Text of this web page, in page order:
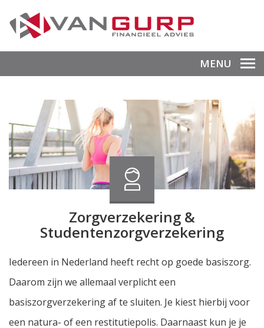
MENU
Zorgverzekering &
Studentenzorgverzekering
Iedereen in Nederland heeft recht op goede basiszorg.
Daarom zijn we allemaal verplicht een
basiszorgverzekering af te sluiten. Je kiest hierbij voor
een natura- of een restitutiepolis. Daarnaast kun je je